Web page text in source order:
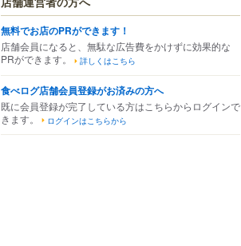
無料でお店のPRができます！
店舗会員になると、無駄な広告費をかけずに効果的な
PRができます。
詳しくはこちら
食べログ店舗会員登録がお済みの方へ
既に会員登録が完了している方はこちらからログインで
きます。
ログインはこちらから